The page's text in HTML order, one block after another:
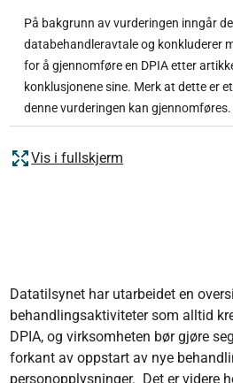
På bakgrunn av vurderingen inngår
databehandleravtale og konkluderer
for å gjennomføre en DPIA etter
konklusjonene sine. Merk at dette er
denne vurderingen kan gjennomføres.
Vis i fullskjerm
Datatilsynet har utarbeidet en
behandlingsaktiviteter som alltid
DPIA, og virksomheten bør gjøre
forkant av oppstart av nye
personopplysninger. Det er videre